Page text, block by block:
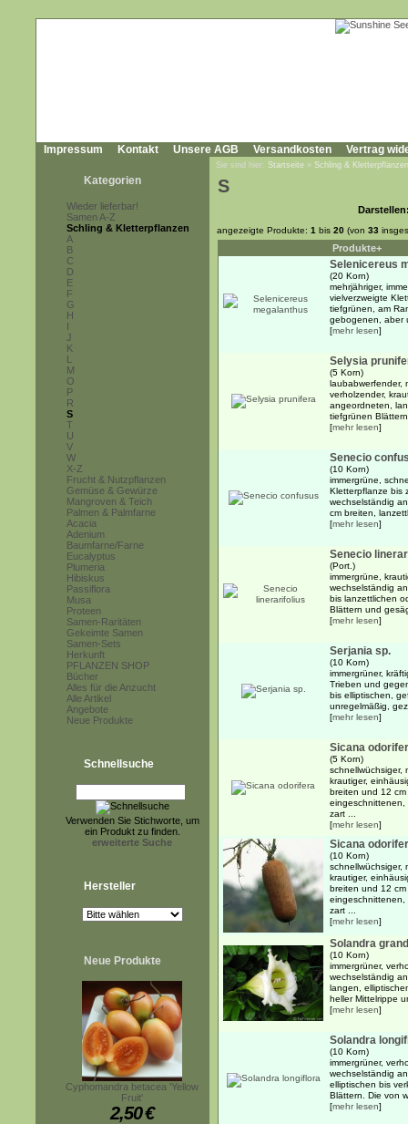
Impressum Kontakt Unsere AGB Versandkosten Vertrag
Kategorien
Wieder lieferbar!
Samen A-Z
Schling & Kletterpflanzen
A
B
C
D
E
F
G
H
I
J
K
L
M
O
P
R
S
T
U
V
W
X-Z
Frucht & Nutzpflanzen
Gemüse & Gewürze
Mangroven & Teich
Palmen & Palmfarne
Acacia
Adenium
Baumfarne/Farne
Eucalyptus
Plumeria
Hibiskus
Passiflora
Musa
Proteen
Samen-Raritäten
Gekeimte Samen
Samen-Sets
Herkunft
PFLANZEN SHOP
Bücher
Alles für die Anzucht
Alle Artikel
Angebote
Neue Produkte
Schnellsuche
Verwenden Sie Stichworte, um
ein Produkt zu finden.
erweiterte Suche
Hersteller
Neue Produkte
Cyphomandra betacea 'Yellow
Fruit'
2,50€
Sie sind hier: Startseite » Schling & Kletterpflanzen
S
angezeigte Produkte: 1 bis 20 (von 33
Produkte+
Selenicereus
(20 Korn)
mehrjähriger,
vielverzweigte
tiefgrünen, am
gebogenen, aber
[mehr lesen]
Selysia
(5 Korn)
laubabwerfender,
verholzender,
angeordneten,
tiefgrünen
[mehr lesen]
Senecio
(10 Korn)
immergrüne,
Kletterpflanze bis
wechselständig
cm breiten,
[mehr lesen]
Senecio
(Port.)
immergrüne,
wechselständig
bis lanzettlichen
Blättern und
[mehr lesen]
Serjania sp.
(10 Korn)
immergrüner,
Trieben und
bis elliptischen,
unregelmäßig,
[mehr lesen]
Sicana
(5 Korn)
schnellwüchsiger,
krautiger,
breiten und 12
zart ...
[mehr lesen]
Sicana
(10 Korn)
schnellwüchsiger,
krautiger,
breiten und 12
zart ...
[mehr lesen]
Solandra
(10 Korn)
immergrüner,
wechselständig
langen,
heller Mittelrippe
[mehr lesen]
Solandra
(10 Korn)
immergrüner,
wechselständig
elliptischen bis
Blättern. Die von
[mehr lesen]